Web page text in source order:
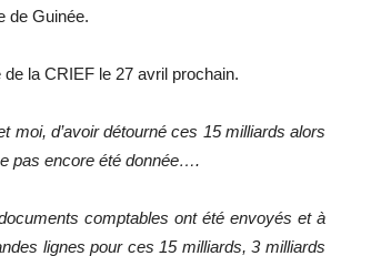
de Guinée.
la CRIEF le 27 avril prochain.
moi, d’avoir détourné ces 15 milliards alors
pas encore été donnée….
comptables ont été envoyés et à
lignes pour ces 15 milliards, 3 milliards